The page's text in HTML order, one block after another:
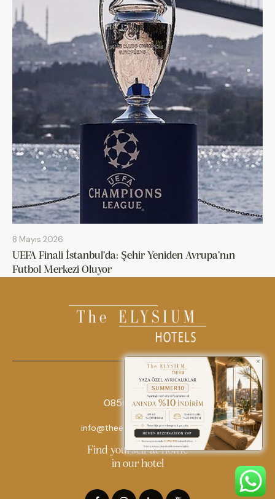
8 Mayıs 2026
UEFA Finali İstanbul’da: Şehir Yeniden Avrupa’nın
Futbol Merkezi Oluyor
0850 242 18 18
info@theelysiumhotels.com
Find yourself at home
in our hotel